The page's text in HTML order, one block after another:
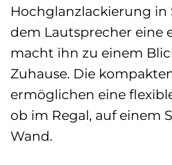
Hochglanzlackierung in
dem Lautsprecher eine
macht ihn zu einem
Zuhause. Die
ermöglichen eine
ob im Regal, auf einem
Wand.